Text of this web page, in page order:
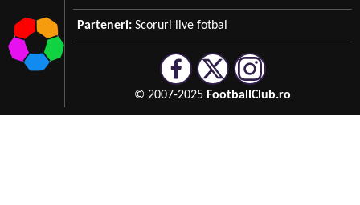
Parteneri: Scoruri live fotbal
© 2007-2025 FootballClub.ro